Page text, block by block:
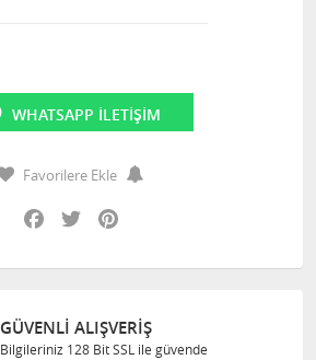
WHATSAPP İLETIŞIM
Favorilere Ekle
Facebook
Twitter
GÜVENLI ALIŞVERIŞ
Bilgileriniz 128 Bit SSL ile güvende